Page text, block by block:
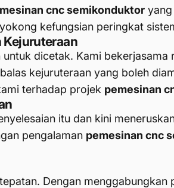
cnc semikonduktor
kefungsian peringkat
Kejuruteraan
dicetak. Kami
kejuruteraan yang boleh
terhadap projek pemesinan
itu dan kini
pengalaman pemesinan cnc
Dengan